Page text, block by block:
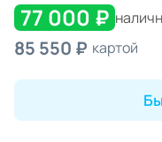
77 000 ₽
85 550 ₽ картой